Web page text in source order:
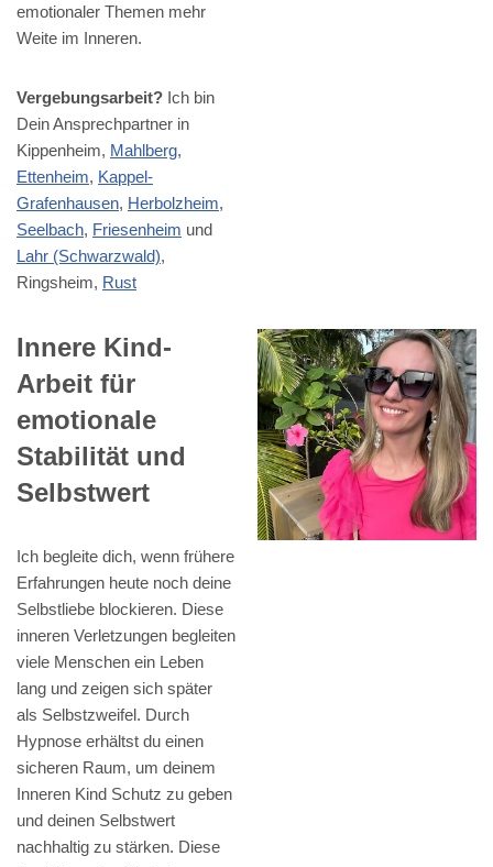
emotionaler Themen mehr
Weite im Inneren.
Vergebungsarbeit? Ich bin
Dein Ansprechpartner in
Kippenheim, Mahlberg,
Ettenheim, Kappel-
Grafenhausen, Herbolzheim,
Seelbach, Friesenheim und
Lahr (Schwarzwald),
Ringsheim, Rust
Innere Kind-
Arbeit für
emotionale
Stabilität und
Selbstwert
Ich begleite dich, wenn frühere
Erfahrungen heute noch deine
Selbstliebe blockieren. Diese
inneren Verletzungen begleiten
viele Menschen ein Leben
lang und zeigen sich später
als Selbstzweifel. Durch
Hypnose erhältst du einen
sicheren Raum, um deinem
Inneren Kind Schutz zu geben
und deinen Selbstwert
nachhaltig zu stärken. Diese